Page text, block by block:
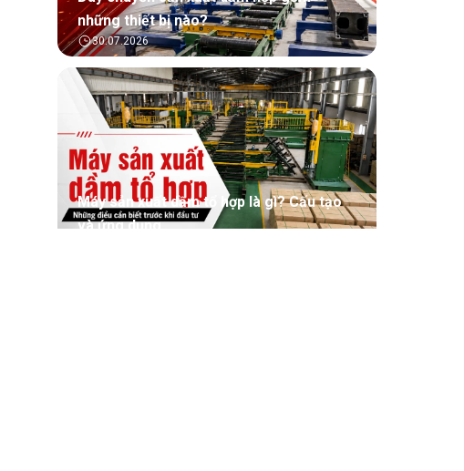
những thiết bị nào?
30.07.2026
Máy sản xuất dầm tổ hợp là gì? Cấu tạo
và ứng dụng